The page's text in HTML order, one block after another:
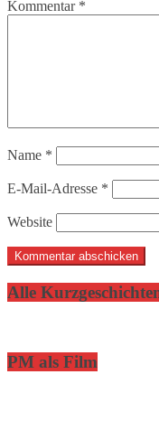
Kommentar *
Name *
E-Mail-Adresse *
Website
Alle
PM als Film